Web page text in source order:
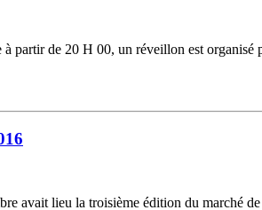
à partir de 20 H 00, un réveillon est
avait lieu la troisième édition du marché